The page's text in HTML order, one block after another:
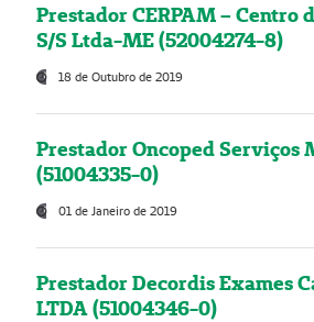
Prestador CERPAM – Centro
S/S Ltda-ME (52004274-8)
18 de Outubro de 2019
Prestador Oncoped Serviços
(51004335-0)
01 de Janeiro de 2019
Prestador Decordis Exames
LTDA (51004346-0)